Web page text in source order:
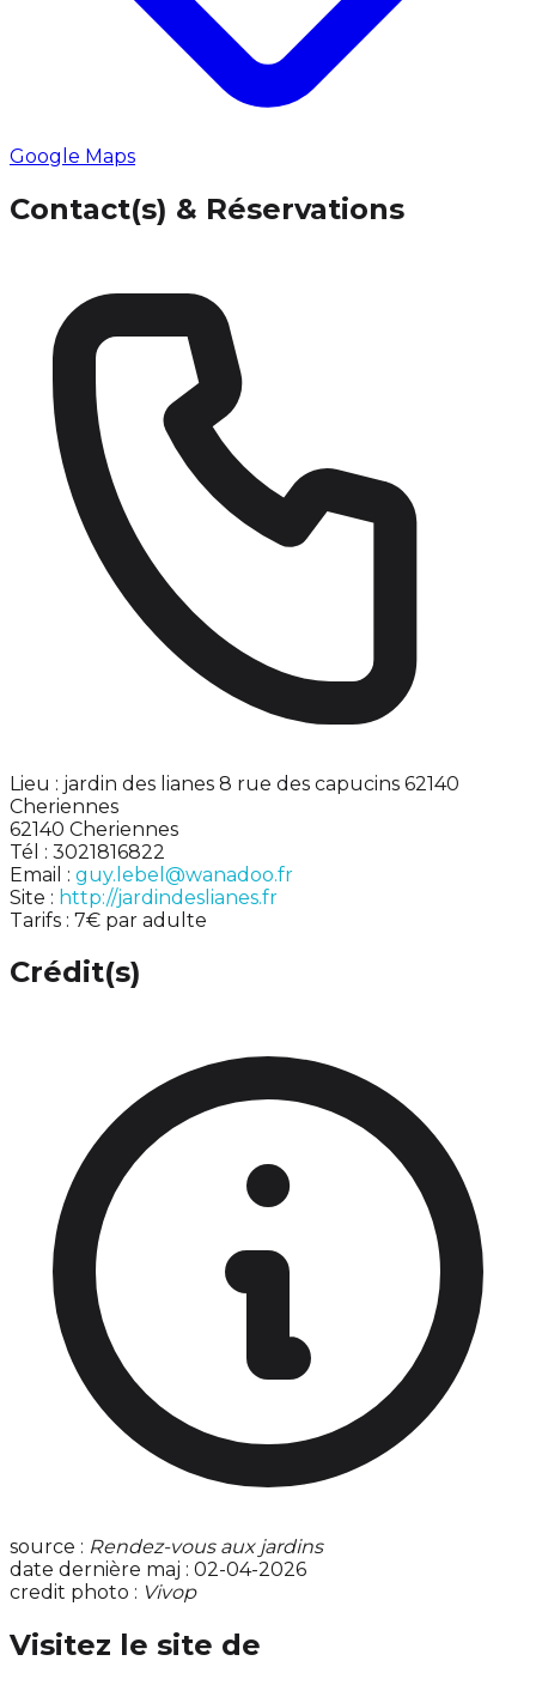
Google Maps
Contact(s) & Réservations
Lieu : jardin des lianes 8 rue des capucins 62140
Cheriennes
62140 Cheriennes
Tél : 3021816822
Email : guy.lebel@wanadoo.fr
Site : http://jardindeslianes.fr
Tarifs : 7€ par adulte
Crédit(s)
source : Rendez-vous aux jardins
date dernière maj : 02-04-2026
credit photo : Vivop
Visitez le site de